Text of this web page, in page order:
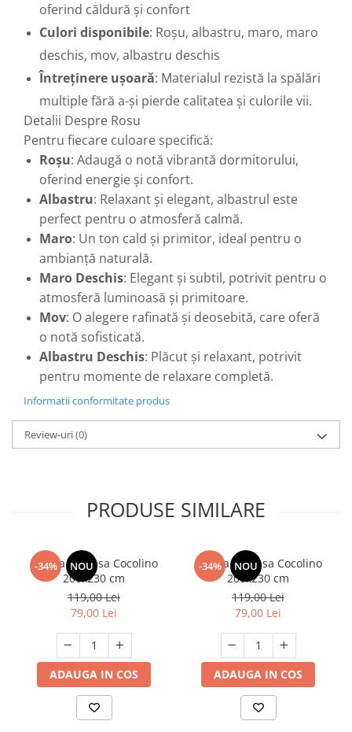
oferind căldură și confort
Culori disponibile: Roșu, albastru, maro, maro
deschis, mov, albastru deschis
Întreținere ușoară: Materialul rezistă la spălări
multiple fără a-și pierde calitatea și culorile vii.
Detalii Despre Rosu
Pentru fiecare culoare specifică:
Roșu: Adaugă o notă vibrantă dormitorului,
oferind energie și confort.
Albastru: Relaxant și elegant, albastrul este
perfect pentru o atmosferă calmă.
Maro: Un ton cald și primitor, ideal pentru o
ambianță naturală.
Maro Deschis: Elegant și subtil, potrivit pentru o
atmosferă luminoasă și primitoare.
Mov: O alegere rafinată și deosebită, care oferă
o notă sofisticată.
Albastru Deschis: Plăcut și relaxant, potrivit
pentru momente de relaxare completă.
Informatii conformitate produs
Review-uri(0)
PRODUSE SIMILARE
-34% NOU
Patura Pufoasa Cocolino
200x230 cm
119,00 Lei
79,00 Lei
ADAUGA IN COS
-34% NOU
Patura Pufoasa Cocolino
200x230 cm
119,00 Lei
79,00 Lei
ADAUGA IN COS